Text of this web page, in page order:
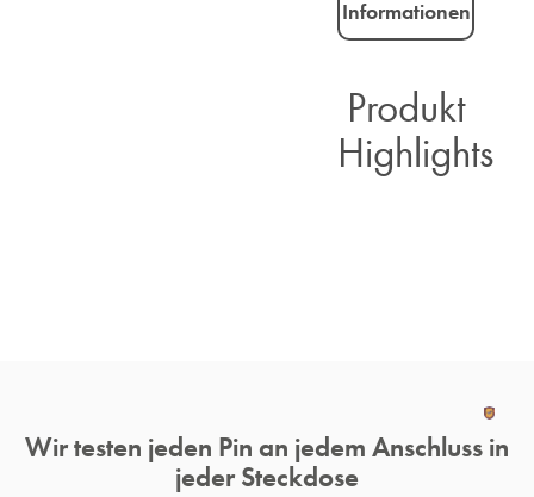
Informationen
Produkt
Highlights​
Wir testen jeden Pin an jedem Anschluss in
jeder Steckdose